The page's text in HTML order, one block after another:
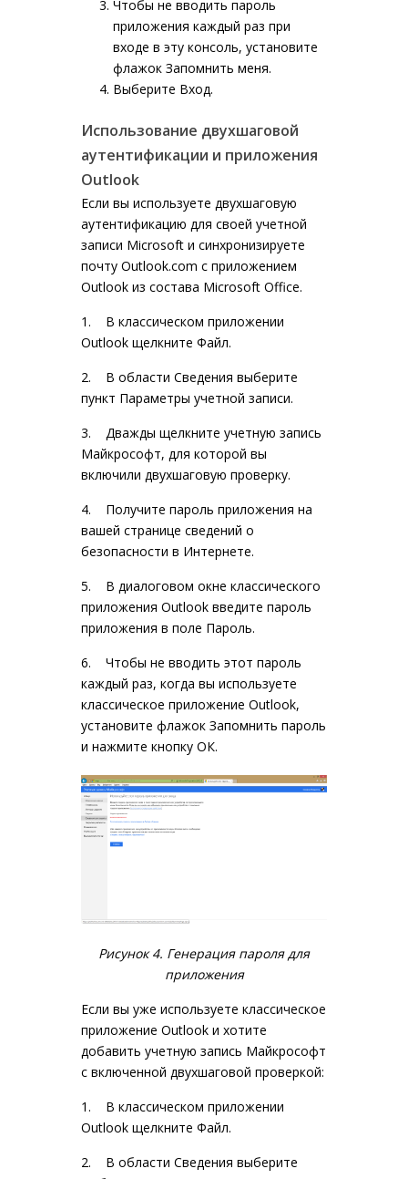
Чтобы не вводить пароль
приложения каждый раз при
входе в эту консоль, установите
флажок Запомнить меня.
Выберите Вход.
Использование двухшаговой
аутентификации и приложения
Outlook
Если вы используете двухшаговую
аутентификацию для своей учетной
записи Microsoft и синхронизируете
почту Outlook.com с приложением
Outlook из состава Microsoft Office.
1. В классическом приложении
Outlook щелкните Файл.
2. В области Сведения выберите
пункт Параметры учетной записи.
3. Дважды щелкните учетную запись
Майкрософт, для которой вы
включили двухшаговую проверку.
4. Получите пароль приложения на
вашей странице сведений о
безопасности в Интернете.
5. В диалоговом окне классического
приложения Outlook введите пароль
приложения в поле Пароль.
6. Чтобы не вводить этот пароль
каждый раз, когда вы используете
классическое приложение Outlook,
установите флажок Запомнить пароль
и нажмите кнопку ОК.
Рисунок 4. Генерация пароля для
приложения
Если вы уже используете классическое
приложение Outlook и хотите
добавить учетную запись Майкрософт
с включенной двухшаговой проверкой:
1. В классическом приложении
Outlook щелкните Файл.
2. В области Сведения выберите